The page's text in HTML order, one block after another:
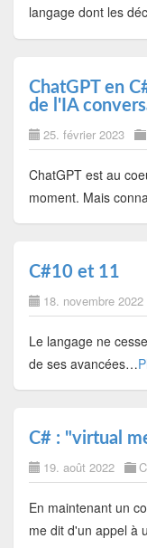
langage dont les
ChatGPT en
de l'IA
25. février 2023
ChatGPT est au
moment. Mais
C#10 et 11
18. novembre 2022
Le langage ne
de ses avancées…
C# : "virtual
19. août 2022
En maintenant un
me dit d'un appel à